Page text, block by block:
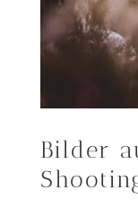
Bilder